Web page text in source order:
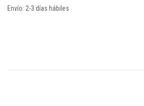
Envío: 2-3 días hábiles